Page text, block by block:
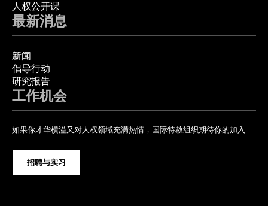
人权公开课
最新消息
新闻
倡导行动
研究报告
工作机会
如果你才华横溢又对人权领域充满热情，国际特赦组织期待你的加入
招聘与实习